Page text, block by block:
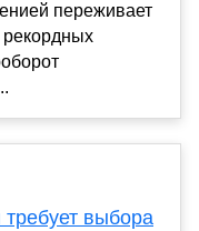
переживает
требует выбора